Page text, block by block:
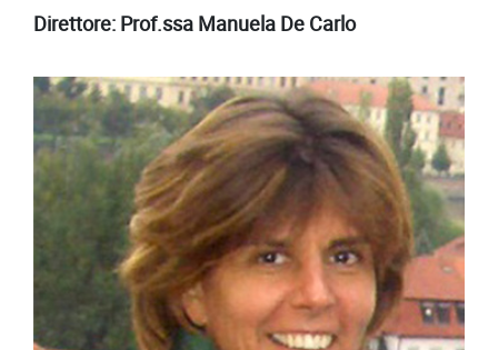
Direttore: Prof.ssa Manuela De Carlo